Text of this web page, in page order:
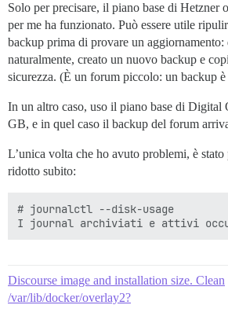
Solo per precisare, il piano base di Hetzner
per me ha funzionato. Può essere utile
backup prima di provare un aggiornamento:
naturalmente, creato un nuovo backup e
sicurezza. (È un forum piccolo: un backup
In un altro caso, uso il piano base di Digital
GB, e in quel caso il backup del forum
L’unica volta che ho avuto problemi, è
ridotto subito:
# journalctl --disk-usage
Discourse image and installation size. Clean
/var/lib/docker/overlay2?